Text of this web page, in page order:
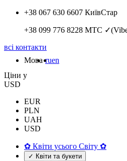
+38 067 630 6607 КиївСтар
+38 099 776 8228 МТС
всі контакти
Мова ruen
Цiни у
USD
EUR
PLN
UAH
USD
✿ Квіти усього Світу ✿
✓ Квіти та букети